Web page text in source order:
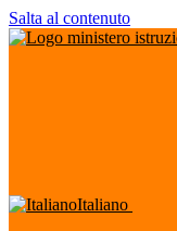
Salta al contenuto
Italiano